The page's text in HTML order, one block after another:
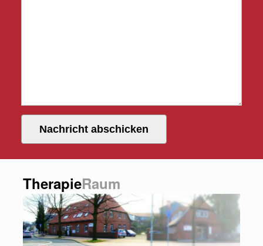
Nachricht abschicken
TherapieRaum